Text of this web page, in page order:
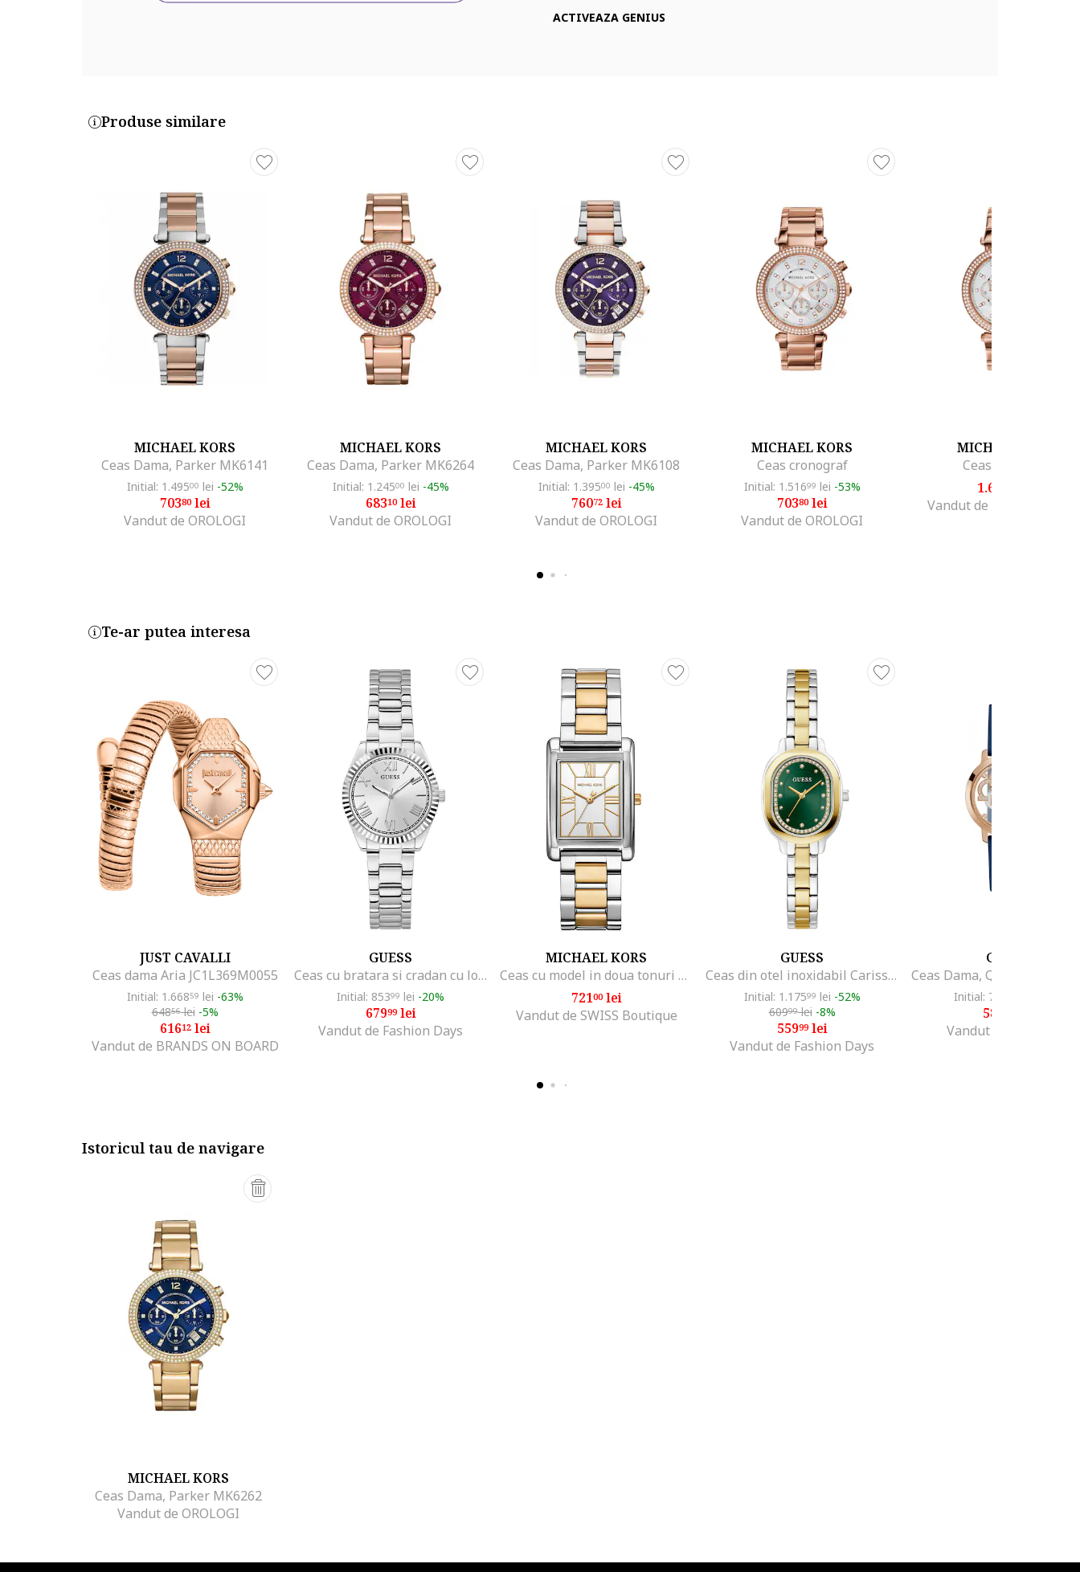
Part number key:
ACTIVEAZA GENIUS
Produse similare
MICHAEL KORS
Ceas Dama, Parker MK6141
Initial: 1.49500 lei -52%
70380lei
Vandut de OROLOGI
MICHAEL KORS
Ceas Dama, Parker MK6264
Initial: 1.24500 lei -45%
68310lei
Vandut de OROLOGI
MICHAEL KORS
Ceas Dama, Parker MK6108
Initial: 1.39500 lei -45%
76072lei
Vandut de OROLOGI
MICHAEL KORS
Ceas cronograf
Initial: 1.51699 lei -53%
70380lei
Vandut de OROLOGI
MICHAEL KORS
Ceas cronograf
1.651
Vandut de SWISS
Te-ar putea interesa
JUST CAVALLI
Ceas dama Aria JC1L369M0055
Initial: 1.66859 lei -63%
64856lei -5%
61612lei
Vandut de BRANDS ON BOARD
GUESS
Ceas cu bratara si cradan cu logo, Argintiu
Initial: 85399 lei -20%
67999lei
Vandut de Fashion Days
MICHAEL KORS
Ceas cu model in doua tonuri Essex, Argintiu/Auriu
72100lei
Vandut de SWISS Boutique
GUESS
Ceas din otel inoxidabil Carissa, Argintiu/Auriu
Initial: 1.17599 lei -52%
60999lei -8%
55999lei
Vandut de Fashion Days
GUESS
Initial: 795
580
Vandut de OROLOGI
Istoricul tau de navigare
MICHAEL KORS
Ceas Dama, Parker MK6262
Vandut de OROLOGI